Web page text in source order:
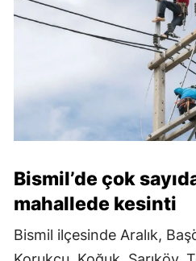
Bismil’de çok
mahallede kesinti
Bismil ilçesinde Aralık,